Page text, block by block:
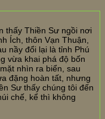
thấy Thiền Sư ngồi nơi
Ích, thôn Vạn Thuận,
nầy đổi lại là tỉnh Phú
vừa khai phá độ bốn
nhìn ra biển, sau
đặng hoàn tất, nhưng
Sư thấy chúng tôi đến
chế, kể thì không